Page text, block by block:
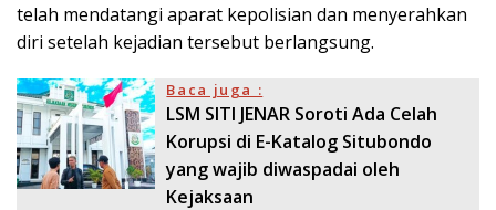
telah mendatangi aparat kepolisian dan menyerahkan
diri setelah kejadian tersebut berlangsung.
Baca juga :
LSM SITI JENAR Soroti Ada Celah
Korupsi di E-Katalog Situbondo
yang wajib diwaspadai oleh
Kejaksaan